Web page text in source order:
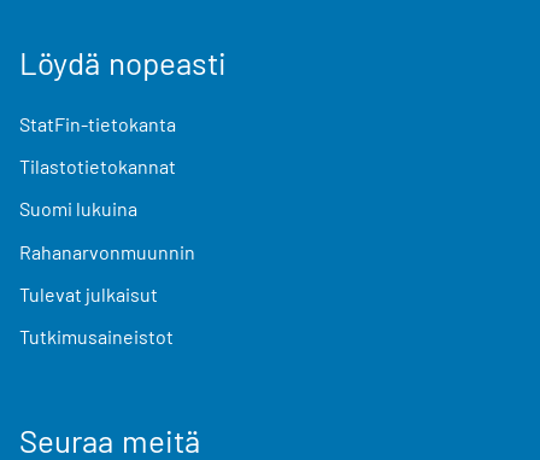
Löydä nopeasti
StatFin-tietokanta
Tilastotietokannat
Suomi lukuina
Rahanarvonmuunnin
Tulevat julkaisut
Tutkimusaineistot
Seuraa meitä